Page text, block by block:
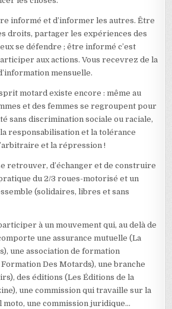
informé et d’informer les autres. Être
droits, partager les expériences des
se défendre ; être informé c’est
aux actions. Vous recevrez de la
mensuelle.
motard existe encore : même au
et des femmes se regroupent pour
sans discrimination sociale ou raciale,
responsabilisation et la tolérance
et la répression !
retrouver, d’échanger et de construire
du 2/3 roues-motorisé et un
(solidaires, libres et sans
à un mouvement qui, au delà de
une assurance mutuelle (La
une association de formation
Des Motards), une branche
des éditions (Les Éditions de la
une commission qui travaille sur la
une commission juridique…